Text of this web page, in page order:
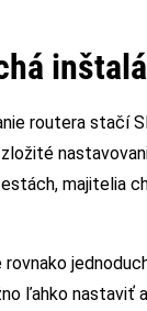
routera stačí
majitelia
rovnako
ľahko nastaviť